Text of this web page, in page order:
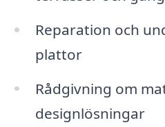
Reparation och
plattor
Rådgivning om
designlösningar